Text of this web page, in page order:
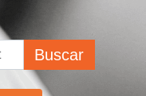
Buscar